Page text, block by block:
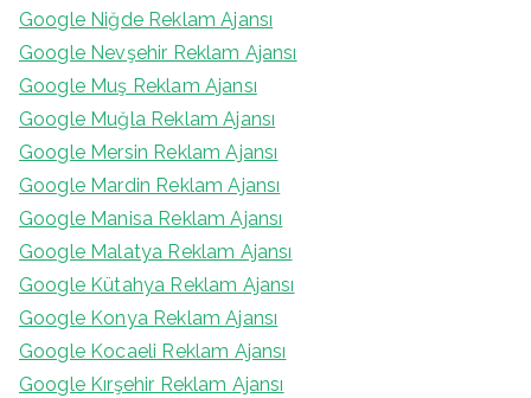
Google Niğde Reklam Ajansı
Google Nevşehir Reklam Ajansı
Google Muş Reklam Ajansı
Google Muğla Reklam Ajansı
Google Mersin Reklam Ajansı
Google Mardin Reklam Ajansı
Google Manisa Reklam Ajansı
Google Malatya Reklam Ajansı
Google Kütahya Reklam Ajansı
Google Konya Reklam Ajansı
Google Kocaeli Reklam Ajansı
Google Kırşehir Reklam Ajansı